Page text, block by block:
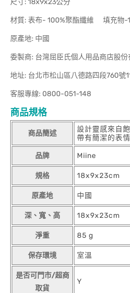
尺寸: 18x9x23公分
材質: 表布- 100%聚酯纖維 填充物-
原產地: 中國
委製商: 台灣屈臣氏個人用品商店股份
地址: 台北市松山區八德路四段760號
客服專線: 0800-051-148
商品規格
商品簡述
設計靈感來自
帶有簡潔的表
品牌 Miine
規格 18x9x23cm
原產地 中國
深、寬、高 18x9x23cm
淨重 85 g
保存環境 室溫
是否可門市/超商
取貨
Y